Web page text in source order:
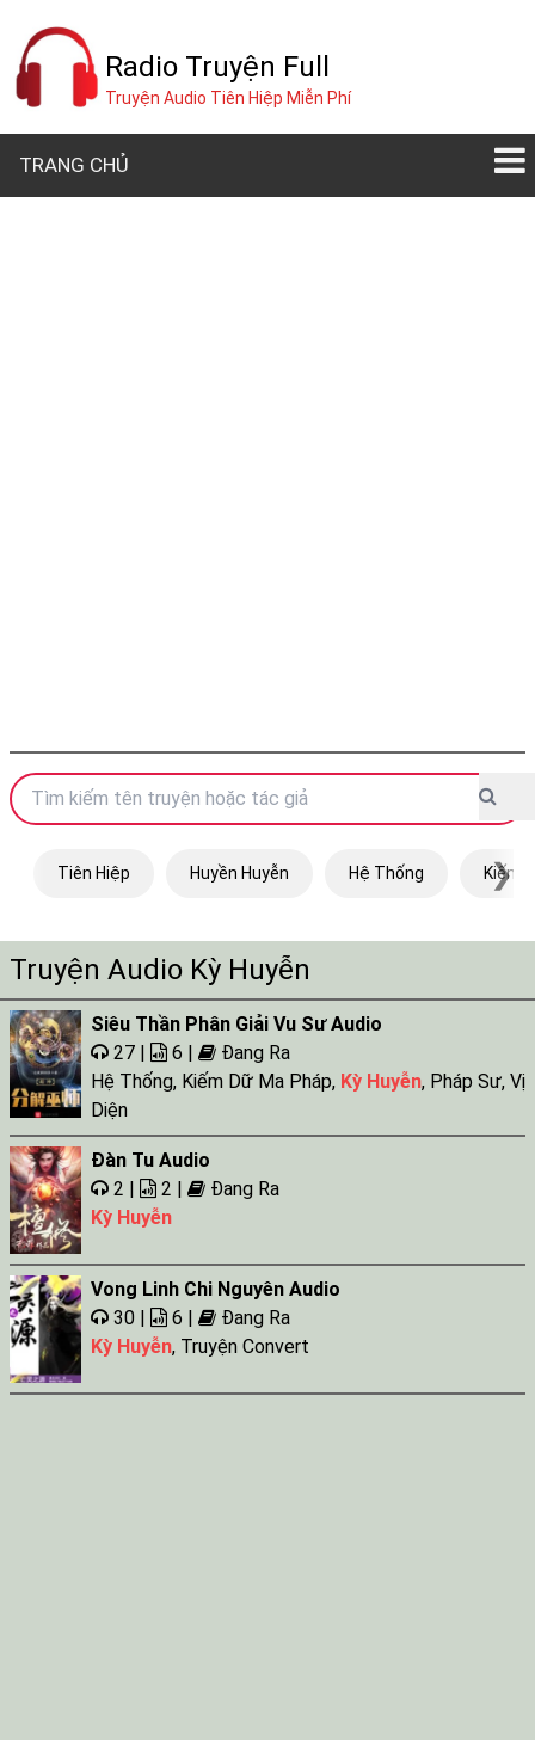
Radio Truyện Full
Truyện Audio Tiên Hiệp Miễn Phí
TRANG CHỦ
Tiên Hiệp Huyền Huyễn Hệ Thống Kiếm
❯
Truyện Audio Kỳ Huyễn
Siêu Thần Phân Giải Vu Sư Audio
27 |
6 |
Đang Ra
Hệ Thống, Kiếm Dữ Ma Pháp, Kỳ Huyễn, Pháp Sư, Vị
Diện
Đàn Tu Audio
2 |
2 |
Đang Ra
Kỳ Huyễn
Vong Linh Chi Nguyên Audio
30 |
6 |
Đang Ra
Kỳ Huyễn, Truyện Convert